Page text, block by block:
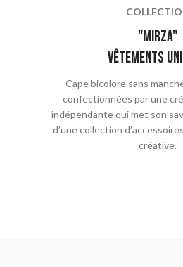
"mirza"
vêtements
Cape bicolore sans
confectionnées par une
indépendante qui met son
d’une collection
créative.